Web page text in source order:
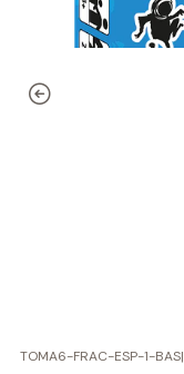
TOMA6-FRAC-ESP-1-BAS|